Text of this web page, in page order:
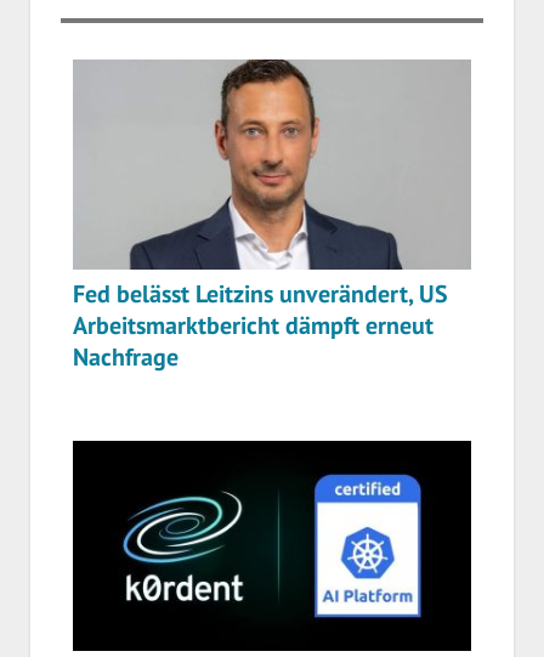
Fed belässt Leitzins unverändert, US
Arbeitsmarktbericht dämpft erneut
Nachfrage